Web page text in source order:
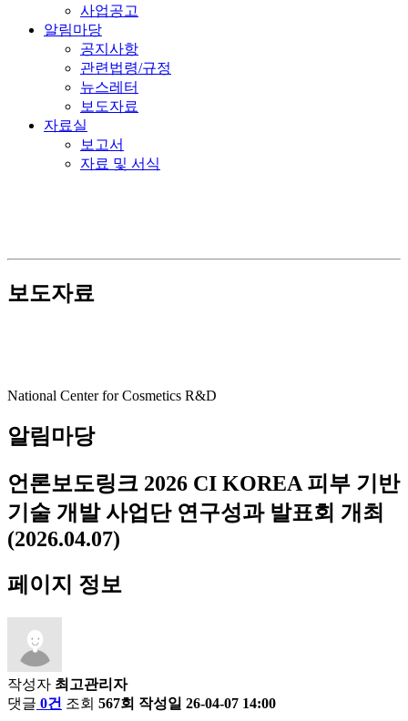
사업공고
알림마당
공지사항
관련법령/규정
뉴스레터
보도자료
자료실
보고서
자료 및 서식
보도자료
National Center for Cosmetics R&D
알림마당
언론보도링크 2026 CI KOREA 피부 기반
기술 개발 사업단 연구성과 발표회 개최
(2026.04.07)
페이지 정보
작성자 최고관리자
댓글 0건 조회 567회 작성일 26-04-07 14:00